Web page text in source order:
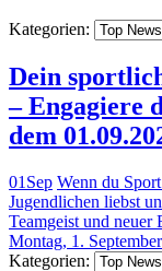
Kategorien:
Dein
– Engagiere
dem
01 Sep Wenn du
Jugendlichen liebst
Teamgeist und
Montag, 1.
Kategorien: